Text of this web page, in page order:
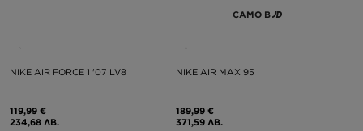
NIKE AIR FORCE 1 '07 LV8
119,99 €
234,68 ЛВ.
САМО В
NIKE AIR MAX 95
189,99 €
371,59 ЛВ.